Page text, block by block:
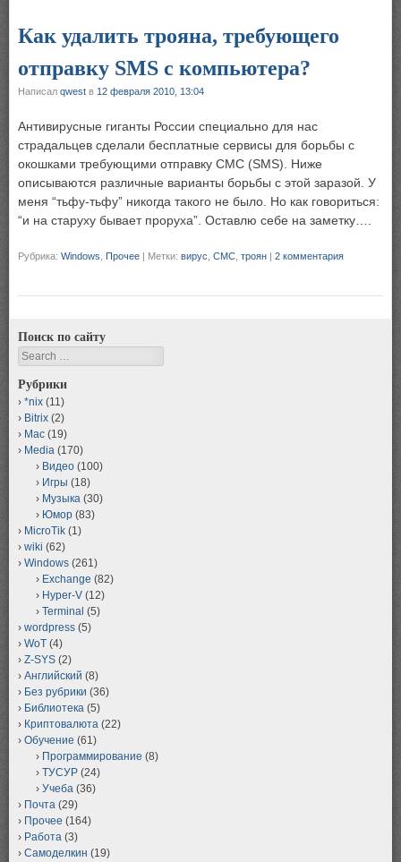
Как удалить трояна, требующего
отправку SMS с компьютера?
Написал qwest в 12 февраля 2010, 13:04
Антивирусные гиганты России специально для нас
страдальцев сделали бесплатные сервисы для борьбы с
окошками требующими отправку СМС (SMS). Ниже
описываются различные варианты борьбы с этой заразой. У
меня “тьфу-тьфу” никогда такого не было. Но как говориться:
“и на старуху бывает проруха”. Оставлю себе на заметку….
Рубрика: Windows Прочее Метки: вирус СМС троян 2 комментария
Поиск по сайту
Search
Рубрики
*nix (11)
Bitrix (2)
Mac (19)
Media (170)
Видео (100)
Игры (18)
Музыка (30)
Юмор (83)
MicroTik (1)
wiki (62)
Windows (261)
Exchange (82)
Hyper-V (12)
Terminal (5)
wordpress (5)
WoT (4)
Z-SYS (2)
Английский (8)
Без рубрики (36)
Библиотека (5)
Криптовалюта (22)
Обучение (61)
Программирование (8)
ТУСУР (24)
Учеба (36)
Почта (29)
Прочее (164)
Работа (3)
Самоделкин (19)